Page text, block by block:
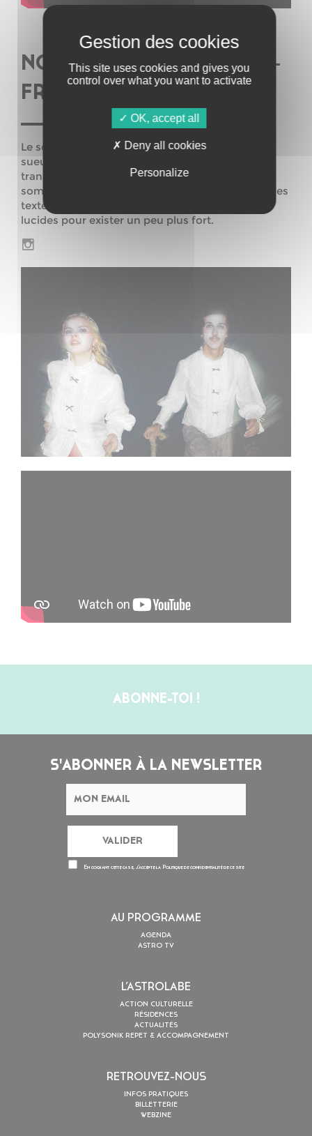
NO SEX LAST NIGHT (EBM –
FRANCE)
Le son new wave de No Sex Last Night sent la
sueur, l’angoisse et les nuits sans fin
transforme ses névroses de zoomers en beats
sombres, bruts et profondément vivants. Avec des
textes en français, à la fois naïfs et cruellement
lucides pour exister un peu plus fort.
ABONNE-TOI !
S'ABONNER À LA NEWSLETTER
En cochant cette case, j’accepte la Politique de confidentialitéde ce site
AU PROGRAMME
AGENDA
ASTRO TV
L’ASTROLABE
ACTION CULTURELLE
RÉSIDENCES
ACTUALITÉS
POLYSONIK REPET & ACCOMPAGNEMENT
RETROUVEZ-NOUS
INFOS PRATIQUES
BILLETTERIE
WEBZINE
This site uses cookies and gives you
control over what you want to activate
OK, accept all
Deny all cookies
Personalize